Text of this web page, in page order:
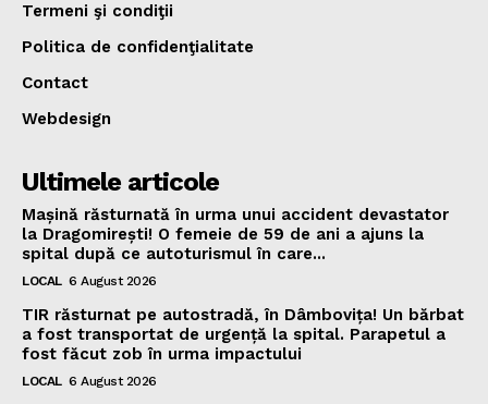
Termeni şi condiţii
Politica de confidenţialitate
Contact
Webdesign
Ultimele articole
Mașină răsturnată în urma unui accident devastator
la Dragomirești! O femeie de 59 de ani a ajuns la
spital după ce autoturismul în care...
LOCAL 6 August 2026
TIR răsturnat pe autostradă, în Dâmbovița! Un bărbat
a fost transportat de urgență la spital. Parapetul a
fost făcut zob în urma impactului
LOCAL 6 August 2026